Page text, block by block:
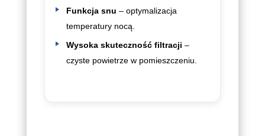
Funkcja snu – optymalizacja
temperatury nocą.
Wysoka skuteczność filtracji –
czyste powietrze w pomieszczeniu.